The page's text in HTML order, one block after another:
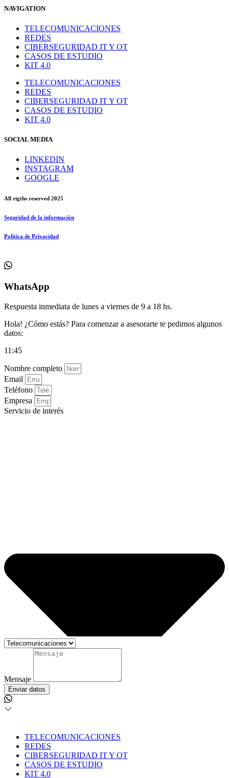
NAVIGATION
TELECOMUNICACIONES
REDES
CIBERSEGURIDAD IT Y OT
CASOS DE ESTUDIO
KIT 4.0
TELECOMUNICACIONES
REDES
CIBERSEGURIDAD IT Y OT
CASOS DE ESTUDIO
KIT 4.0
SOCIAL MEDIA
LINKEDIN
INSTAGRAM
GOOGLE
All rigths reserved 2025
Seguridad de la información
Política de Privacidad
WhatsApp
Respuesta inmediata de lunes a viernes de 9 a 18 hs.
Hola! ¿Cómo estás? Para comenzar a asesorarte te pedimos algunos
datos:
11:45
Nombre completo
Email
Teléfono
Empresa
Servicio de interés
Mensaje
Enviar datos
TELECOMUNICACIONES
REDES
CIBERSEGURIDAD IT Y OT
CASOS DE ESTUDIO
KIT 4.0